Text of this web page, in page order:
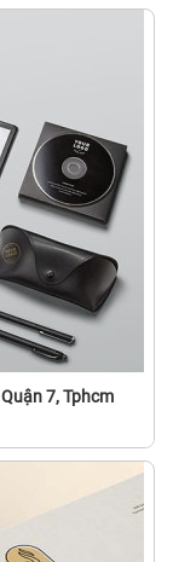
7, Tphcm